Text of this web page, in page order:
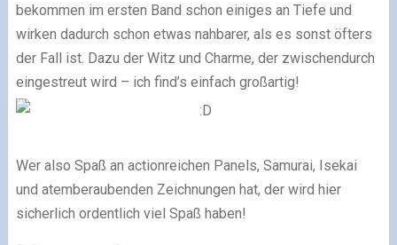
bekommen im ersten Band schon einiges an Tiefe und
wirken dadurch schon etwas nahbarer, als es sonst öfters
der Fall ist. Dazu der Witz und Charme, der zwischendurch
eingestreut wird – ich find’s einfach großartig!
Wer also Spaß an actionreichen Panels, Samurai, Isekai
und atemberaubenden Zeichnungen hat, der wird hier
sicherlich ordentlich viel Spaß haben!